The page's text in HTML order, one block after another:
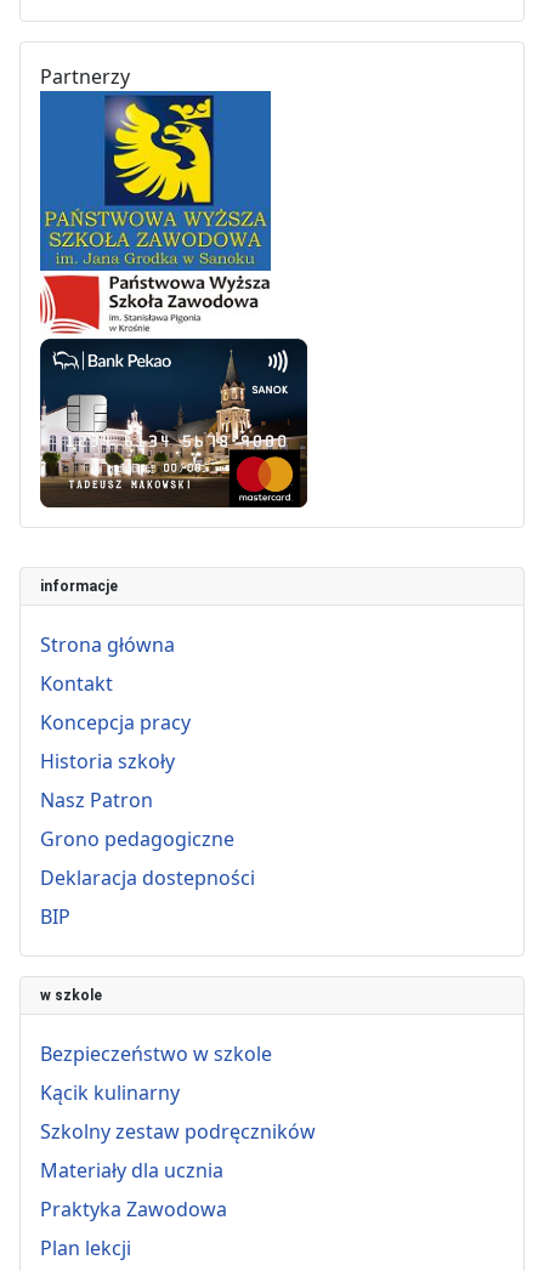
informacje
Strona główna
Kontakt
Koncepcja pracy
Historia szkoły
Nasz Patron
Grono pedagogiczne
Deklaracja dostepności
BIP
w szkole
Bezpieczeństwo w szkole
Kącik kulinarny
Szkolny zestaw podręczników
Materiały dla ucznia
Praktyka Zawodowa
Plan lekcji
Partnerzy